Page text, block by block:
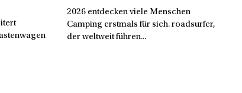
2026 entdecken viele Menschen
Camping erstmals für sich. roadsurfer,
der weltweit führen...